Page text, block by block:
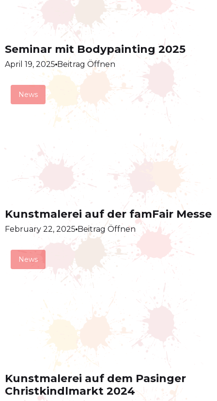
Seminar mit Bodypainting 2025
April 19, 2025 Beitrag Öffnen
News
Kunstmalerei auf der famFair Messe
February 22, 2025 Beitrag Öffnen
News
Kunstmalerei auf dem Pasinger
Christkindlmarkt 2024